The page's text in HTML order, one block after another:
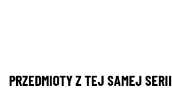
PRZEDMIOTY Z TEJ SAMEJ SERII